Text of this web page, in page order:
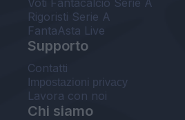
Rigoristi Serie A
FantaAsta Live
Supporto
Contatti
Impostazioni privacy
Lavora con noi
Chi siamo